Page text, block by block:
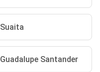
Suaita
Guadalupe Santander